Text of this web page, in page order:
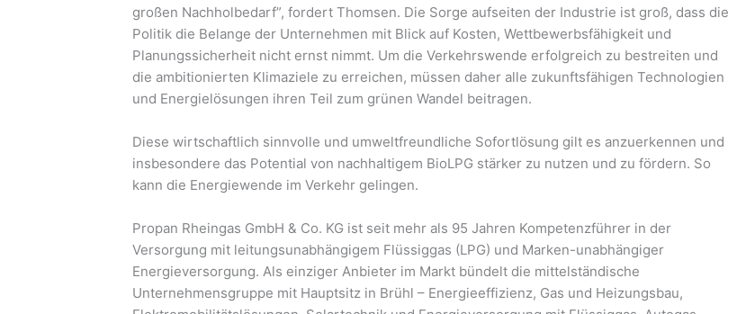
großen Nachholbedarf”, fordert Thomsen. Die Sorge aufseiten der Industrie ist groß, dass die
Politik die Belange der Unternehmen mit Blick auf Kosten, Wettbewerbsfähigkeit und
Planungssicherheit nicht ernst nimmt. Um die Verkehrswende erfolgreich zu bestreiten und
die ambitionierten Klimaziele zu erreichen, müssen daher alle zukunftsfähigen Technologien
und Energielösungen ihren Teil zum grünen Wandel beitragen.
Diese wirtschaftlich sinnvolle und umweltfreundliche Sofortlösung gilt es anzuerkennen und
insbesondere das Potential von nachhaltigem BioLPG stärker zu nutzen und zu fördern. So
kann die Energiewende im Verkehr gelingen.
Propan Rheingas GmbH & Co. KG ist seit mehr als 95 Jahren Kompetenzführer in der
Versorgung mit leitungsunabhängigem Flüssiggas (LPG) und Marken-unabhängiger
Energieversorgung. Als einziger Anbieter im Markt bündelt die mittelständische
Unternehmensgruppe mit Hauptsitz in Brühl – Energieeffizienz, Gas und Heizungsbau,